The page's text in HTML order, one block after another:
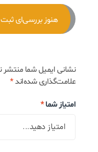
هنوز بررسی‌ای
نشانی ایمیل شما
علامت‌گذاری شده‌اند*
امتیاز شما*